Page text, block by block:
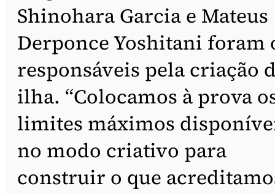
Shinohara Garcia e Mateus
Derponce Yoshitani foram
responsáveis pela criação
ilha. “Colocamos à prova
limites máximos
no modo criativo para
construir o que